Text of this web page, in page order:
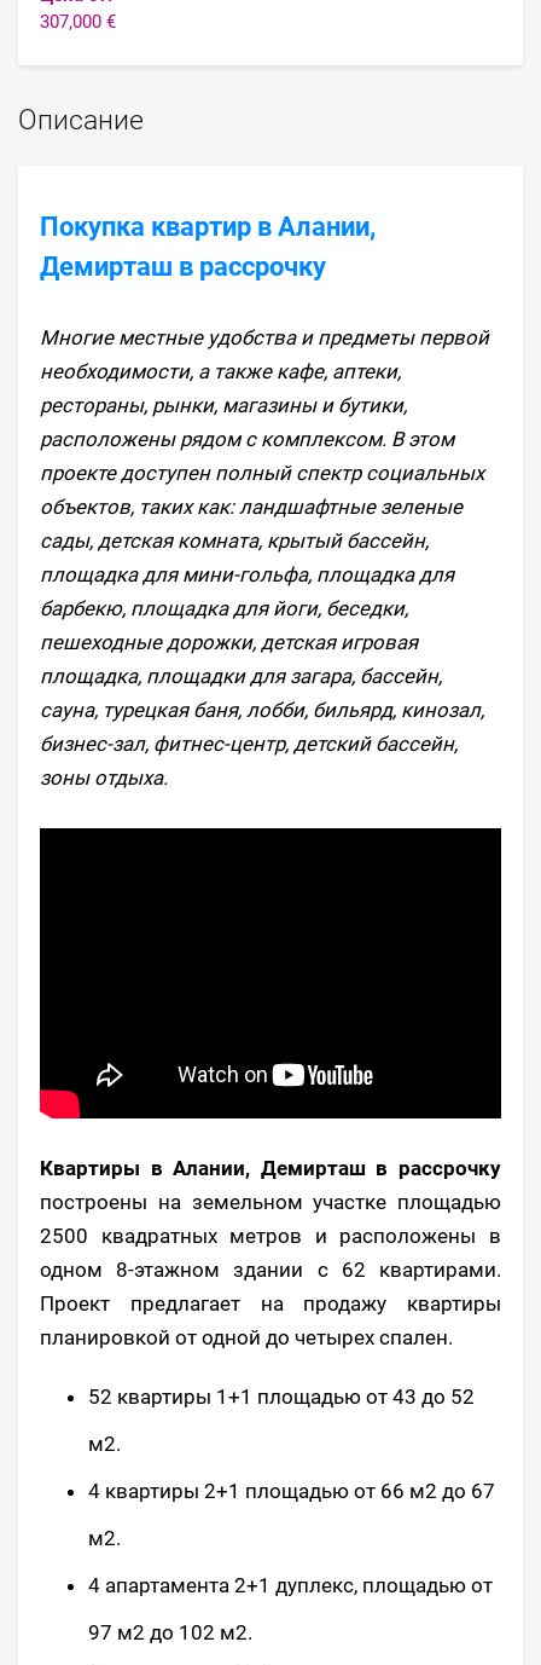
307,000 €
Описание
Покупка квартир в Алании,
Демирташ в рассрочку
Многие местные удобства и предметы первой
необходимости, а также кафе, аптеки,
рестораны, рынки, магазины и бутики,
расположены рядом с комплексом. В этом
проекте доступен полный спектр социальных
объектов, таких как: ландшафтные зеленые
сады, детская комната, крытый бассейн,
площадка для мини-гольфа, площадка для
барбекю, площадка для йоги, беседки,
пешеходные дорожки, детская игровая
площадка, площадки для загара, бассейн,
сауна, турецкая баня, лобби, бильярд, кинозал,
бизнес-зал, фитнес-центр, детский бассейн,
зоны отдыха.
Квартиры в Алании, Демирташ в рассрочку
построены на земельном участке площадью
2500 квадратных метров и расположены в
одном 8-этажном здании с 62 квартирами.
Проект предлагает на продажу квартиры
планировкой от одной до четырех спален.
52 квартиры 1+1 площадью от 43 до 52
м2.
4 квартиры 2+1 площадью от 66 м2 до 67
м2.
4 апартамента 2+1 дуплекс, площадью от
97 м2 до 102 м2.